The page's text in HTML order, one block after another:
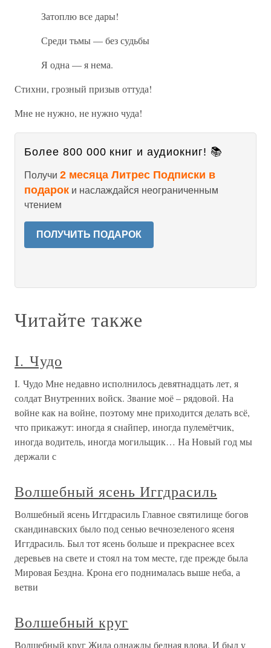
Затоплю все дары!
Среди тьмы — без судьбы
Я одна — я нема.
Стихни, грозный призыв оттуда!
Мне не нужно, не нужно чуда!
Более 800 000 книг и аудиокниг! 📚
Получи 2 месяца Литрес Подписки в
подарок и наслаждайся неограниченным
чтением
ПОЛУЧИТЬ ПОДАРОК
Читайте также
I. Чудо
I. Чудо Мне недавно исполнилось девятнадцать лет, я
солдат Внутренних войск. Звание моё – рядовой. На
войне как на войне, поэтому мне приходится делать всё,
что прикажут: иногда я снайпер, иногда пулемётчик,
иногда водитель, иногда могильщик… На Новый год мы
держали с
Волшебный ясень Иггдрасиль
Волшебный ясень Иггдрасиль Главное святилище богов
скандинавских было под сенью вечнозеленого ясеня
Иггдрасиль. Был тот ясень больше и прекраснее всех
деревьев на свете и стоял на том месте, где прежде была
Мировая Бездна. Крона его поднималась выше неба, а
ветви
Волшебный круг
Волшебный круг Жила однажды бедная вдова. И был у